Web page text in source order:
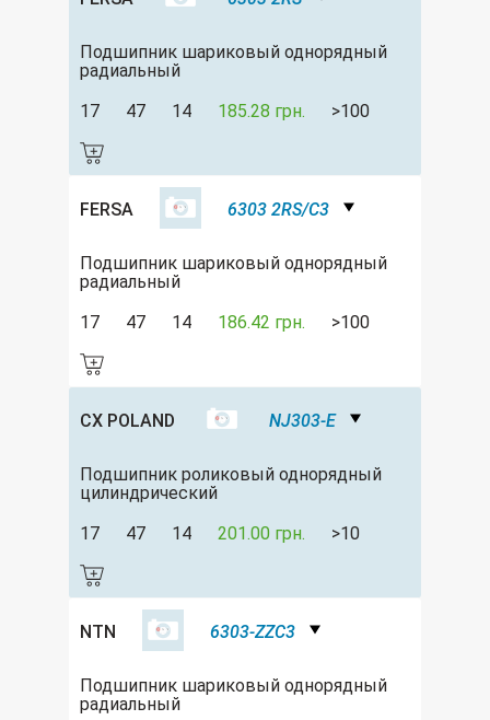
Подшипник шариковый однорядный
радиальный
17
47 14 185.28 грн. >100
FERSA 6303 2RS/C3
Подшипник шариковый однорядный
радиальный
17
47 14 186.42 грн. >100
CX POLAND NJ303-E
Подшипник роликовый однорядный
цилиндрический
17
47 14 201.00 грн. >10
NTN 6303-ZZC3
Подшипник шариковый однорядный
радиальный